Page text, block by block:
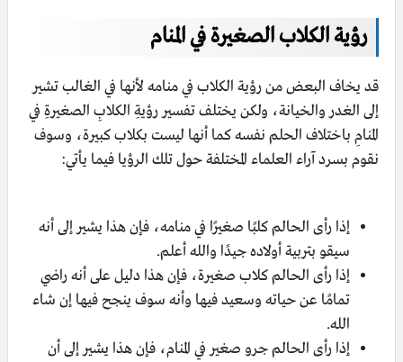
رؤية الكلاب الصغيرة في المنام
قد يخاف البعض من رؤية الكلاب في منامه لأنها في الغالب تشير
إلى الغدر والخيانة، ولكن يختلف تفسير رؤيةِ الكلابِ الصغيرةِ في
المنامِ باختلاف الحلم نفسه كما أنها ليست بكلاب كبيرة، وسوف
نقوم بسرد آراء العلماء المختلفة حول تلك الرؤيا فيما يأتي:
إذا رأى الحالم كلبًا صغيرًا في منامه، فإن هذا يشير إلى أنه
سيقو بتربية أولاده جيدًا والله أعلم.
إذا رأى الحالم كلاب صغيرة، فإن هذا دليل على أنه راضي
تمامًا عن حياته وسعيد فيها وأنه سوف ينجح فيها إن شاء
الله.
إذا رأى الحالم جرو صغير في المنام، فإن هذا يشير إلى أن